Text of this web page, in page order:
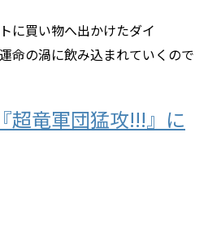
に買い物へ出かけたダイ
命の渦に飲み込まれていくので
竜軍団猛攻!!!』に